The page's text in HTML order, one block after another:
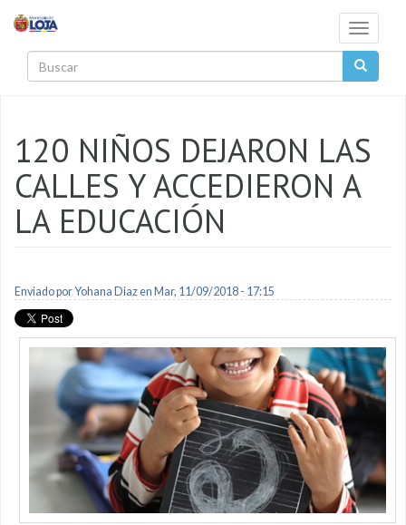
Toggle
120 NIÑOS DEJARON LAS
CALLES Y ACCEDIERON A
LA EDUCACIÓN
Enviado porYohana Diazen Mar, 11/09/2018 - 17:15